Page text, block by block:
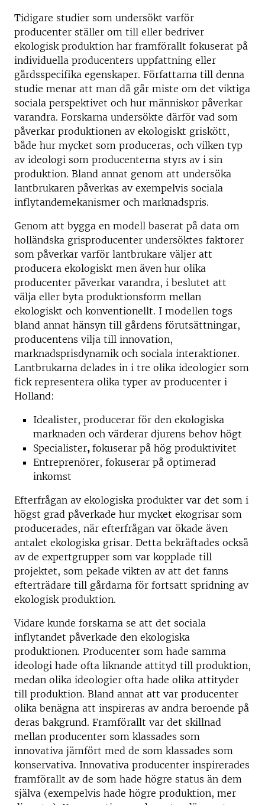
Tidigare studier som undersökt varför
producenter ställer om till eller bedriver
ekologisk produktion har framförallt fokuserat på
individuella producenters uppfattning eller
gårdsspecifika egenskaper. Författarna till denna
studie menar att man då går miste om det viktiga
sociala perspektivet och hur människor påverkar
varandra. Forskarna undersökte därför vad som
påverkar produktionen av ekologiskt griskött,
både hur mycket som produceras, och vilken typ
av ideologi som producenterna styrs av i sin
produktion. Bland annat genom att undersöka
lantbrukaren påverkas av exempelvis sociala
inflytandemekanismer och marknadspris.
Genom att bygga en modell baserat på data om
holländska grisproducenter undersöktes faktorer
som påverkar varför lantbrukare väljer att
producera ekologiskt men även hur olika
producenter påverkar varandra, i beslutet att
välja eller byta produktionsform mellan
ekologiskt och konventionellt. I modellen togs
bland annat hänsyn till gårdens förutsättningar,
producentens vilja till innovation,
marknadsprisdynamik och sociala interaktioner.
Lantbrukarna delades in i tre olika ideologier som
fick representera olika typer av producenter i
Holland:
Idealister, producerar för den ekologiska
marknaden och värderar djurens behov högt
Specialister, fokuserar på hög produktivitet
Entreprenörer, fokuserar på optimerad
inkomst
Efterfrågan av ekologiska produkter var det som i
högst grad påverkade hur mycket ekogrisar som
producerades, när efterfrågan var ökade även
antalet ekologiska grisar. Detta bekräftades också
av de expertgrupper som var kopplade till
projektet, som pekade vikten av att det fanns
efterträdare till gårdarna för fortsatt spridning av
ekologisk produktion.
Vidare kunde forskarna se att det sociala
inflytandet påverkade den ekologiska
produktionen. Producenter som hade samma
ideologi hade ofta liknande attityd till produktion,
medan olika ideologier ofta hade olika attityder
till produktion. Bland annat att var producenter
olika benägna att inspireras av andra beroende på
deras bakgrund. Framförallt var det skillnad
mellan producenter som klassades som
innovativa jämfört med de som klassades som
konservativa. Innovativa producenter inspirerades
framförallt av de som hade högre status än dem
själva (exempelvis hade högre produktion, mer